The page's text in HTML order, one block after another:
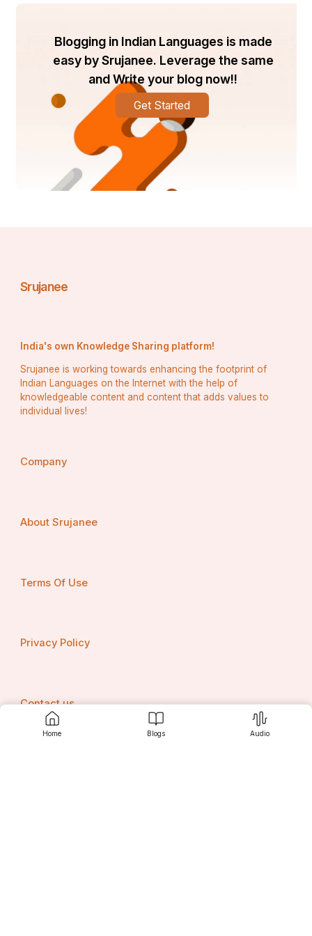
Home Blogs Audio
भारत की लिथियम सोच
भारत ने साल 2030 तक अपना ईवी विजन तय किया है।इसके मुताबिक
इलेक्ट्रिक व्हीक्सल्स की मात्रा बढ़ाने का फैसला रखा गया है।यह
अनुमान लगाया जा रहा है कि भारत में 2030 तक सड़कों पर 6.8
मिलियन इलेक्ट्रिक वाहन होंगे।भारत को अपने इस  लक्ष्य को प्राप्त करने
के लिए भारी मात्रा में लिथियम और बैटरी की आवश्यकता होगी।इसलिए
भारत की यह लिथियम खोज इस लक्ष्य प्राप्ति में कारगर साबित होगी।
﻿लिथियम के भंडार केंद्र
लिथियम धातु के प्रमुख भंडार केंद्र है :
Blogging in Indian Languages is made
easy by Srujanee. Leverage the same
and Write your blog now!!
Get Started
Srujanee
India's own Knowledge Sharing platform!
Srujanee is working towards enhancing the footprint of
Indian Languages on the Internet with the help of
knowledgeable content and content that adds values to
individual lives!
Company
About Srujanee
Terms Of Use
Privacy Policy
Contact us